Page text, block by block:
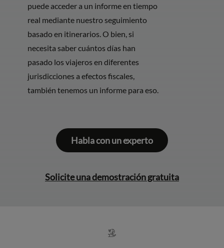
puede acceder a un informe en tiempo
real mediante nuestro seguimiento
basado en itinerarios. O bien, si
necesita saber cuántos días han
pasado los viajeros en diferentes
jurisdicciones a efectos fiscales,
también tenemos un informe para eso.
Habla con un experto
Solicite una demostración gratuita